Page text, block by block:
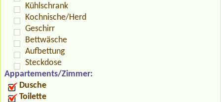
Kühlschrank
Kochnische/Herd
Geschirr
Bettwäsche
Aufbettung
Steckdose
Appartements/Zimmer:
Dusche
Toilette